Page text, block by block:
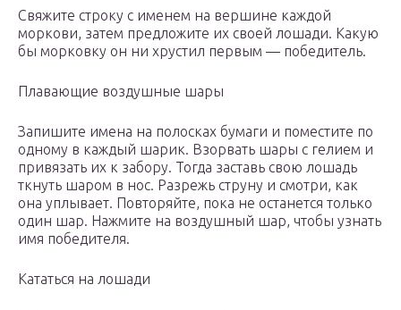
Свяжите строку с именем на вершине каждой
моркови, затем предложите их своей лошади. Какую
бы морковку он ни хрустил первым — победитель.
Плавающие воздушные шары
Запишите имена на полосках бумаги и поместите по
одному в каждый шарик. Взорвать шары с гелием и
привязать их к забору. Тогда заставь свою лошадь
ткнуть шаром в нос. Разрежь струну и смотри, как
она уплывает. Повторяйте, пока не останется только
один шар. Нажмите на воздушный шар, чтобы узнать
имя победителя.
Кататься на лошади